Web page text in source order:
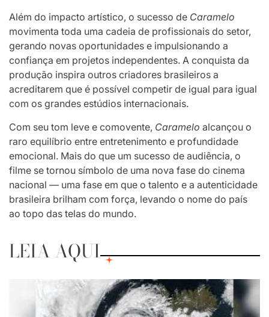
Além do impacto artístico, o sucesso de Caramelo
movimenta toda uma cadeia de profissionais do setor,
gerando novas oportunidades e impulsionando a
confiança em projetos independentes. A conquista da
produção inspira outros criadores brasileiros a
acreditarem que é possível competir de igual para igual
com os grandes estúdios internacionais.
Com seu tom leve e comovente, Caramelo alcançou o
raro equilíbrio entre entretenimento e profundidade
emocional. Mais do que um sucesso de audiência, o
filme se tornou símbolo de uma nova fase do cinema
nacional — uma fase em que o talento e a autenticidade
brasileira brilham com força, levando o nome do país
ao topo das telas do mundo.
LEIA AQUI